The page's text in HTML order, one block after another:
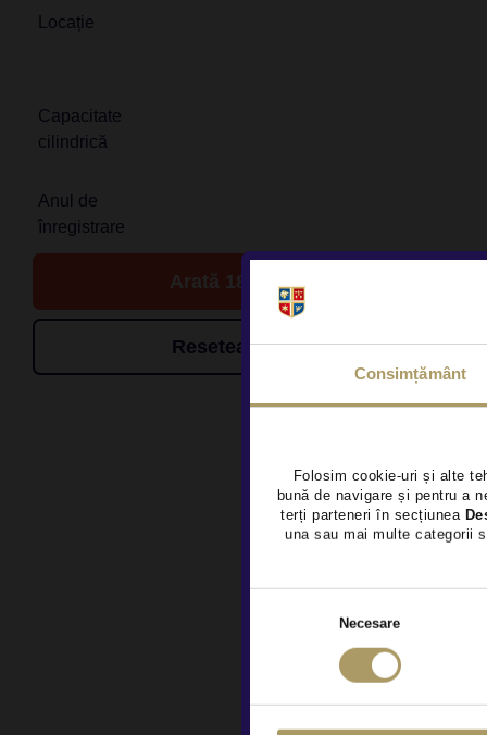
Consimțământ
Folosim cookie-uri și alte
bună de navigare și pentru a
terți parteneri în secțiunea
una sau mai multe categorii
Necesare
Locație
Capacitate
cilindrică
Anul de
înregistrare
Arată 18 de oferte
Resetează filtrele